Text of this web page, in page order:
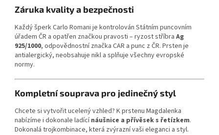
Záruka kvality a bezpečnosti
Každý šperk Carlo Romani je kontrolován Státním puncovním
úřadem ČR a opatřen značkou pravosti – ryzost stříbra Ag
925/1000, odpovědnostní značka CAR a punc z ČR. Prsten je
antialergický, neobsahuje nikl a splňuje všechny evropské
normy.
Kompletní souprava pro jedinečný styl
Chcete si vytvořit ucelený vzhled? K prstenu Magdalenka
nabízíme i dokonale ladícínáušnice a přívěsek s řetízkem.
Dokonalá trojkombinace, která zvýrazní vaši eleganci a styl.